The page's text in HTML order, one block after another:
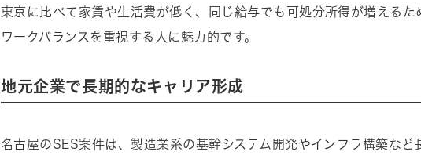
東京に比べて家賃や生活費が低く、同じ給与でも可処分所得が増えるた
ワークバランスを重視する人に魅力的です。
地元企業で長期的なキャリア形成
名古屋のSES案件は、製造業系の基幹システム開発やインフラ構築など